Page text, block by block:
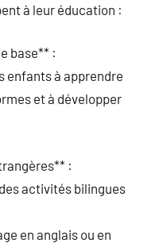
à leur éducation :
base** :
enfants à apprendre
et à développer
:
activités bilingues
en anglais ou en